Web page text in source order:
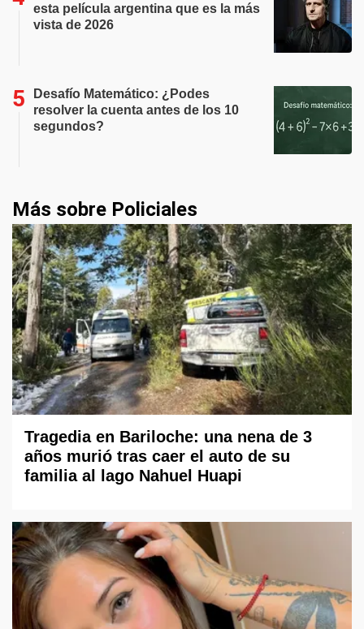
esta película argentina que es la más
vista de 2026
Desafío Matemático: ¿Podes
resolver la cuenta antes de los 10
segundos?
Más sobre Policiales
Tragedia en Bariloche: una nena de 3
años murió tras caer el auto de su
familia al lago Nahuel Huapi